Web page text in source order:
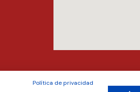
Política de privacidad